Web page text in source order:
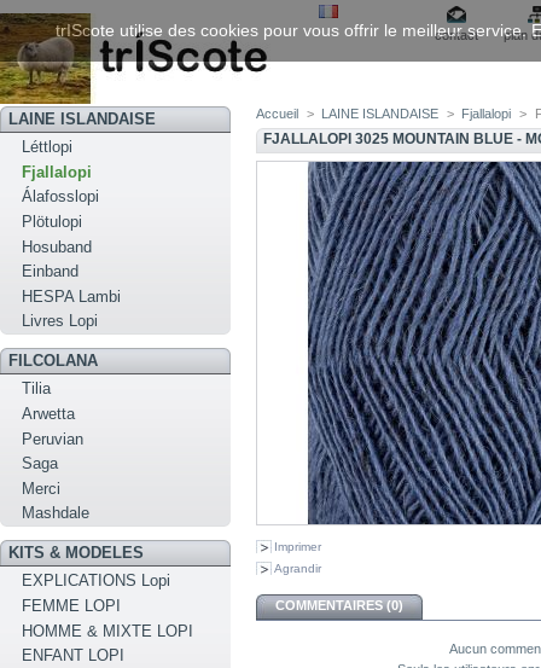
contact plan
LAINE ISLANDAISE
Léttlopi
Fjallalopi
Álafosslopi
Plötulopi
Hosuband
Einband
HESPA Lambi
Livres Lopi
FILCOLANA
Tilia
Arwetta
Peruvian
Saga
Merci
Mashdale
KITS & MODELES
EXPLICATIONS Lopi
FEMME LOPI
HOMME & MIXTE LOPI
ENFANT LOPI
Accueil > LAINE ISLANDAISE > Fjallalopi >
FJALLALOPI 3025 MOUNTAIN BLUE -
Imprimer
Agrandir
COMMENTAIRES (0)
Aucun
trIScote utilise des cookies pour vous offrir le meilleur